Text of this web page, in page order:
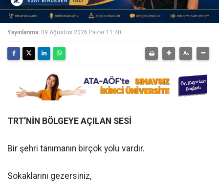
Yayınlanma: 09 Ağustos 2026 Pazar 11:40
TRT’NİN BÖLGEYE AÇILAN SESİ
Bir şehri tanımanın birçok yolu vardır.
Sokaklarını gezersiniz,